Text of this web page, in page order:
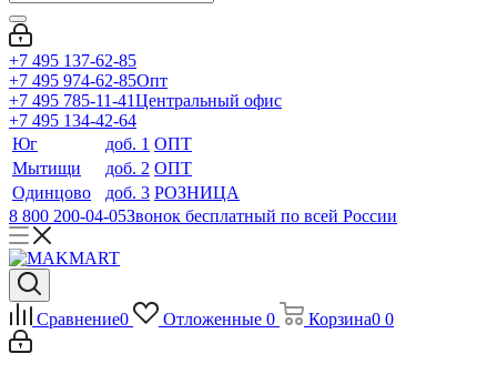
+7 495 137-62-85
+7 495 974-62-85Опт
+7 495 785-11-41Центральный офис
+7 495 134-42-64
Юг
доб. 1 ОПТ
Мытищи
доб. 2 ОПТ
Одинцово
доб. 3 РОЗНИЦА
8 800 200-04-05Звонок бесплатный по всей России
Сравнение0 Отложенные 0 Корзина0 0